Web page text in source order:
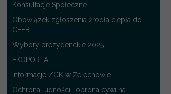
Konsultacje Społeczne
Obowiązek zgłoszenia źródła ciepła do
CEEB
Wybory prezydenckie 2025
EKOPORTAL
Informacje ZGK w Żelechowie
Ochrona ludności i obrona cywilna